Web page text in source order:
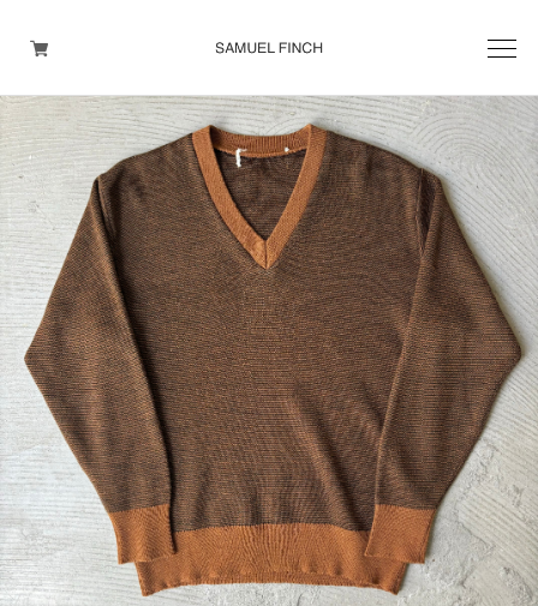
Men's
Maison Martin Margiela
Helmut Lang
Yohji Yamamoto
Other brands
TOPS
OUTER WEAR
BOTTOMS